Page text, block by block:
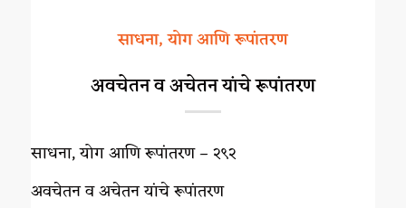
साधना, योग आणि रूपांतरण
अवचेतन व अचेतन यांचे रूपांतरण
साधना, योग आणि रूपांतरण – २९२
अवचेतन व अचेतन यांचे रूपांतरण